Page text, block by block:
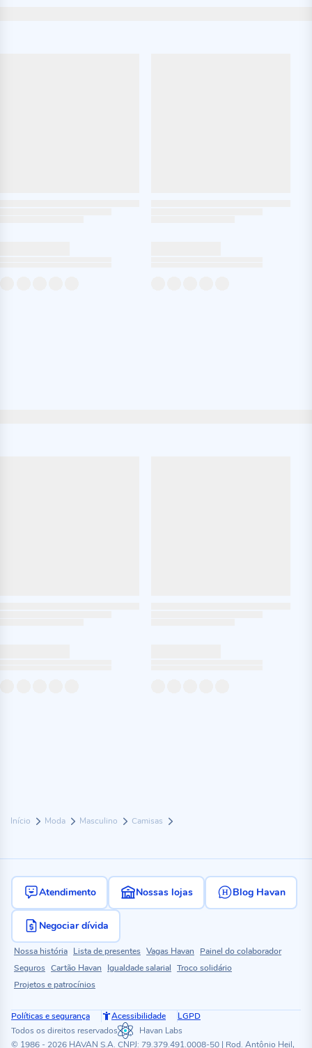
Início Moda Masculino Camisas
Atendimento Nossas lojas Blog Havan
Negociar dívida
Nossa história Lista de presentes Vagas Havan
Painel do colaborador
Seguros Cartão Havan Igualdade salarial Troco solidário
Projetos e patrocínios
Políticas e segurança Acessibilidade
LGPD
Todos os direitos reservados
Havan Labs
© 1986 - 2026 HAVAN S.A. CNPJ: 79.379.491.0008-50 | Rod. Antônio Heil,